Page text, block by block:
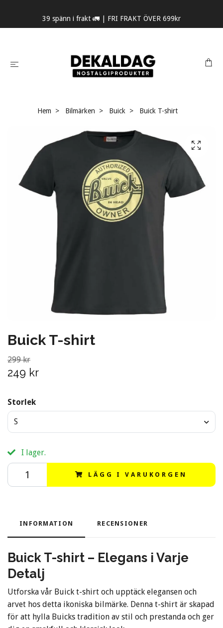
39 spänn i frakt 🚛 | FRI FRAKT ÖVER 699kr
Hem Bilmärken Buick Buick T-shirt
Buick T-shirt
299 kr
249 kr
Storlek
S
I lager.
LÄGG I VARUKORGEN
INFORMATION RECENSIONER
Buick T-shirt – Elegans i Varje
Detalj
Utforska vår Buick t-shirt och upptäck elegansen och
arvet hos detta ikoniska bilmärke. Denna t-shirt är skapad
för att hylla Buicks tradition av stil och prestanda och ger